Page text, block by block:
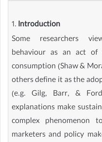
1. Introduction
Some researchers
behaviour as an act
consumption (Shaw &
others define it as the
(e.g. Gilg, Barr, &
explanations make
complex phenomenon
marketers and policy